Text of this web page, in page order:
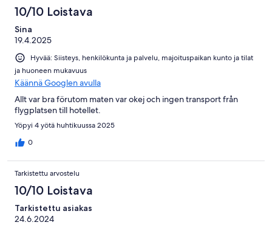
10/10 Loistava
Sina
19.4.2025
Hyvää: Siisteys, henkilökunta ja palvelu, majoituspaikan kunto ja tilat
ja huoneen mukavuus
Käännä Googlen avulla
Allt var bra förutom maten var okej och ingen transport från
flygplatsen till hotellet.
Yöpyi 4 yötä huhtikuussa 2025
0
Tarkistettu arvostelu
10/10 Loistava
Tarkistettu asiakas
24.6.2024